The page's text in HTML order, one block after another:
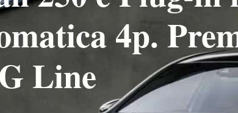
4p.
Line